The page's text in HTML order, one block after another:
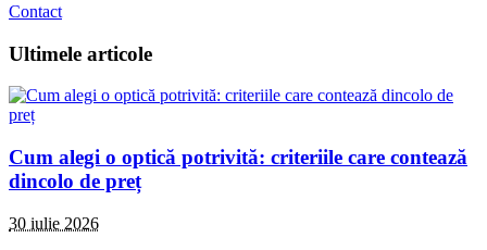
Contact
Ultimele articole
Cum alegi o optică potrivită: criteriile care contează
dincolo de preț
30 iulie 2026